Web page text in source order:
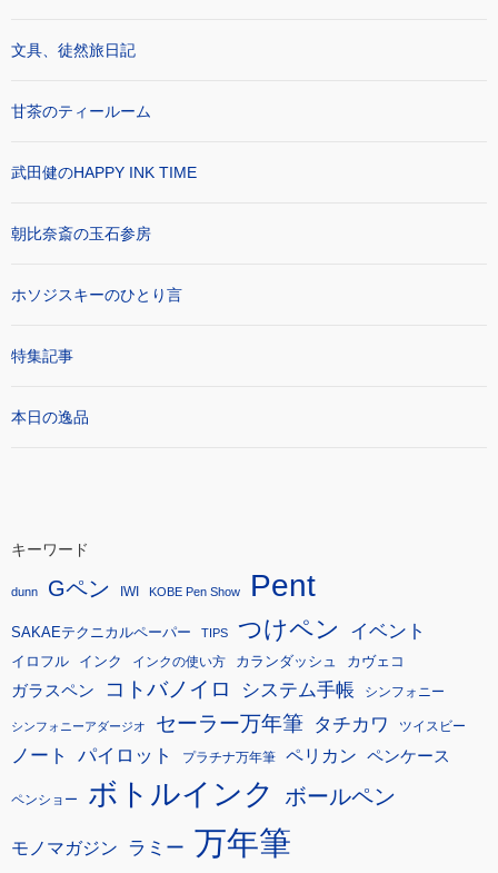
文具、徒然旅日記
甘茶のティールーム
武田健のHAPPY INK TIME
朝比奈斎の玉石参房
ホソジスキーのひとり言
特集記事
本日の逸品
キーワード
dunn Gペン IWI KOBE Pen Show Pent
SAKAEテクニカルペーパー TIPS つけペン イベント
イロフル インク インクの使い方 カランダッシュ カヴェコ
ガラスペン コトバノイロ システム手帳 シンフォニー
シンフォニーアダージオ セーラー万年筆 タチカワ ツイスビー
ノート パイロット プラチナ万年筆 ペリカン ペンケース
ペンショー ボトルインク ボールペン
モノマガジン ラミー 万年筆